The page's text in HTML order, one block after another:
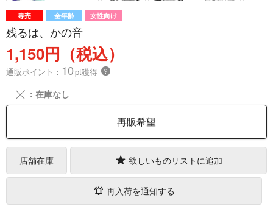
専売 全年齢 女性向け
残るは、かの音
1,150円（税込）
通販ポイント： 10pt獲得 ？
╳ ：在庫なし
再販希望
店舗在庫 欲しいものリストに追加
再入荷を通知する